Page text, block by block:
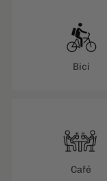
Bici
Café